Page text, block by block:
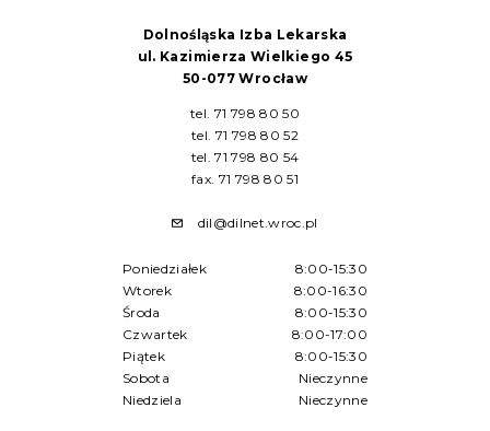
Dolnośląska Izba Lekarska
ul. Kazimierza Wielkiego 45
50-077 Wrocław
tel. 71 798 80 50
tel. 71 798 80 52
tel. 71 798 80 54
fax. 71 798 80 51
dil@dilnet.wroc.pl
Poniedziałek
8:00-15:30
Wtorek
8:00-16:30
Środa
8:00-15:30
Czwartek
8:00-17:00
Piątek
8:00-15:30
Sobota
Nieczynne
Niedziela
Nieczynne